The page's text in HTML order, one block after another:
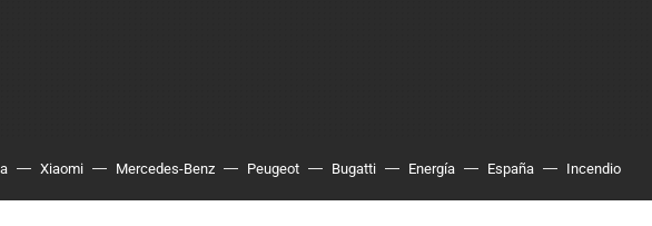
Xiaomi Mercedes-Benz Peugeot Bugatti Energía España Incendio